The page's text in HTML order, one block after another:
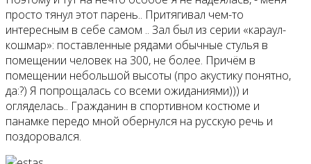
просто тянул этот парень.. Притягивал чем-то
интересным в себе самом .. Зал был из серии «караул-
кошмар»: поставленные рядами обычные стулья в
помещении человек на 300, не более. Причём в
помещении небольшой высоты (про акустику понятно,
да:?) Я попрощалась со всеми ожиданиями))) и
огляделась.. Гражданин в спортивном костюме и
панамке передо мной обернулся на русскую речь и
поздоровался.